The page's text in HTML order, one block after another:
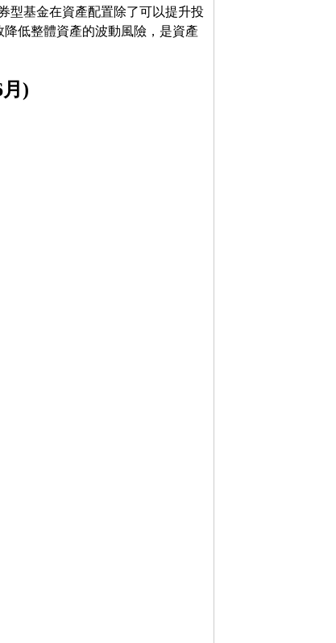
型基金在資產配置除了可以提升投
低整體資產的波動風險，是資產
)